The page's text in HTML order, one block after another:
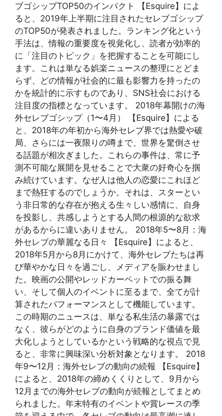
ブゴシップTOP50のインパクト 【Esquire】によ
ると、2019年上半期に注目されたセレブゴシップ
のTOP50が発表されました。ランキング化という
手法は、情報の重要度を視覚化し、読者が効率的
に「注目のトピック」を把握することを可能にし
ます。これは単なる娯楽ニュースの整理にとどま
らず、どの情報が社会的に最も影響力を持ったの
かを統計的に示すものであり、SNS社会における
注目度の指標となっています。 2018年幕開けの海
外セレブゴシップ（1〜4月） 【Esquire】による
と、2018年の年初から海外セレブ界では熱愛や破
局、さらには一夜限りの噂まで、世界を驚倒させ
る話題が相次ぎました。これらの事件は、常に予
測不可能な展開を見せることで大衆の好奇心を掴
み続けています。なぜ人は他人の恋愛にこれほど
まで熱狂するのでしょうか。それは、スターとい
う非日常的な存在が抱える生々しい感情に、自身
を投影し、共感しようとする人間の根源的な欲求
があるからに違いありません。 2018年5〜8月：海
外セレブの華麗なる日々 【Esquire】によると、
2018年5月から8月にかけて、海外セレブたちは再
び華やかな日々を過ごし、メディアを賑わせまし
た。映画の公開やレッドカーペットでの振る舞
い、そして個人のイベントに至るまで、全てが計
算されたパフォーマンスとして機能しています。
この時期のニュースは、単なる私生活の暴露では
なく、彼らがどのように自身のブランド価値を最
大化しようとしているかという戦略的な視点で見
ると、非常に興味深い分析対象となります。 2018
年9〜12月：海外セレブの動向の続報 【Esquire】
によると、2018年の締めくくりとして、9月から
12月までの海外セレブの動向が続報としてまとめ
られました。年末特有のイベントや賞レースの季